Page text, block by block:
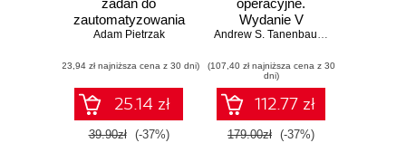
zadań do
zautomatyzowania
Adam Pietrzak
(23,94 zł najniższa cena z 30 dni)
25.14 zł
39.90zł (-37%)
operacyjne.
Wydanie V
Andrew S. Tanenbaum,
(107,40 zł najniższa cena z 30
dni)
112.77 zł
179.00zł (-37%)